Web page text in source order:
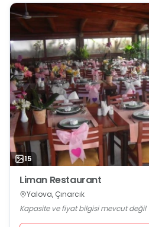
15
Liman Restaurant
Yalova, Çınarcık
Kapasite ve fiyat bilgisi mevcut değil